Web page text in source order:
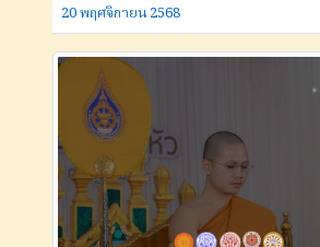
20 พฤศจิกายน 2568